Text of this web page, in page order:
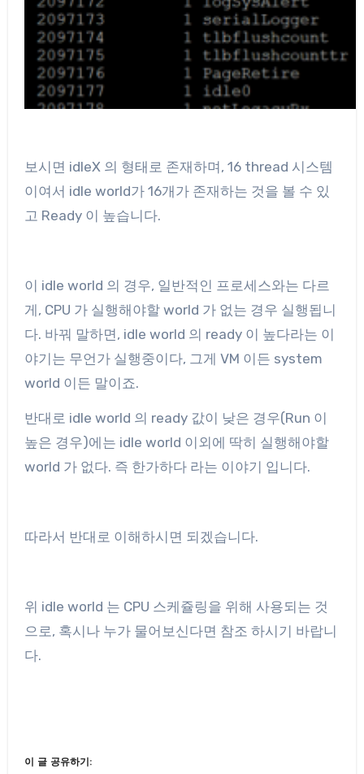
보시면 idleX 의 형태로 존재하며, 16 thread 시스템
이여서 idle world가 16개가 존재하는 것을 볼 수 있
고 Ready 이 높습니다.
이 idle world 의 경우, 일반적인 프로세스와는 다르
게, CPU 가 실행해야할 world 가 없는 경우 실행됩니
다. 바꿔 말하면, idle world 의 ready 이 높다라는 이
야기는 무언가 실행중이다, 그게 VM 이든 system
world 이든 말이죠.
반대로 idle world 의 ready 값이 낮은 경우(Run 이
높은 경우)에는 idle world 이외에 딱히 실행해야할
world 가 없다. 즉 한가하다 라는 이야기 입니다.
따라서 반대로 이해하시면 되겠습니다.
위 idle world 는 CPU 스케쥴링을 위해 사용되는 것
으로, 혹시나 누가 물어보신다면 참조 하시기 바랍니
다.
이 글 공유하기: